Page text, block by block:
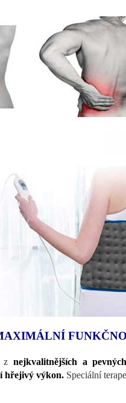
znejkvalitnějších a
hřejivý výkon. Speciální